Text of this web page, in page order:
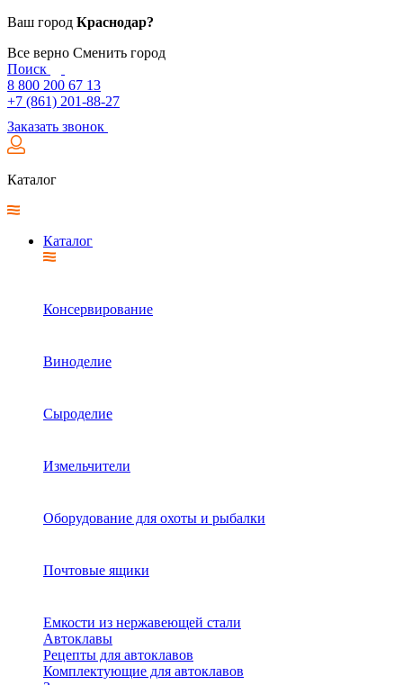
Ваш город Краснодар?
Все верно Сменить город
Поиск
8 800 200 67 13
+7 (861) 201-88-27
Заказать звонок
Каталог
Каталог
Консервирование
Виноделие
Сыроделие
Измельчители
Оборудование для охоты и рыбалки
Почтовые ящики
Емкости из нержавеющей стали
Автоклавы
Рецепты для автоклавов
Комплектующие для автоклавов